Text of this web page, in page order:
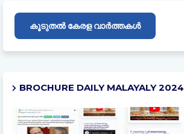
കൂടുതൽ കേരള വാർത്തകൾ
BROCHURE DAILY MALAYALY 2024